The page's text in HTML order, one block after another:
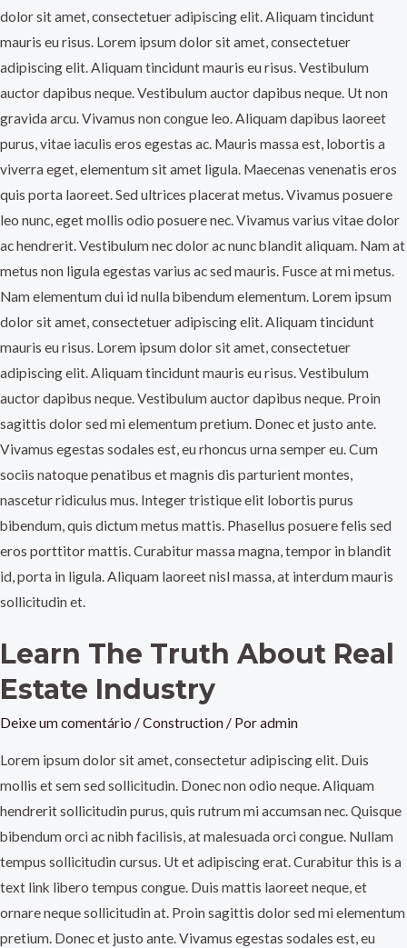
dolor sit amet, consectetuer adipiscing elit. Aliquam tincidunt
mauris eu risus. Lorem ipsum dolor sit amet, consectetuer
adipiscing elit. Aliquam tincidunt mauris eu risus. Vestibulum
auctor dapibus neque. Vestibulum auctor dapibus neque. Ut non
gravida arcu. Vivamus non congue leo. Aliquam dapibus laoreet
purus, vitae iaculis eros egestas ac. Mauris massa est, lobortis a
viverra eget, elementum sit amet ligula. Maecenas venenatis eros
quis porta laoreet. Sed ultrices placerat metus. Vivamus posuere
leo nunc, eget mollis odio posuere nec. Vivamus varius vitae dolor
ac hendrerit. Vestibulum nec dolor ac nunc blandit aliquam. Nam at
metus non ligula egestas varius ac sed mauris. Fusce at mi metus.
Nam elementum dui id nulla bibendum elementum. Lorem ipsum
dolor sit amet, consectetuer adipiscing elit. Aliquam tincidunt
mauris eu risus. Lorem ipsum dolor sit amet, consectetuer
adipiscing elit. Aliquam tincidunt mauris eu risus. Vestibulum
auctor dapibus neque. Vestibulum auctor dapibus neque. Proin
sagittis dolor sed mi elementum pretium. Donec et justo ante.
Vivamus egestas sodales est, eu rhoncus urna semper eu. Cum
sociis natoque penatibus et magnis dis parturient montes,
nascetur ridiculus mus. Integer tristique elit lobortis purus
bibendum, quis dictum metus mattis. Phasellus posuere felis sed
eros porttitor mattis. Curabitur massa magna, tempor in blandit
id, porta in ligula. Aliquam laoreet nisl massa, at interdum mauris
sollicitudin et.
Learn The Truth About Real
Estate Industry
Deixe um comentário /Construction / Poradmin
Lorem ipsum dolor sit amet, consectetur adipiscing elit. Duis
mollis et sem sed sollicitudin. Donec non odio neque. Aliquam
hendrerit sollicitudin purus, quis rutrum mi accumsan nec. Quisque
bibendum orci ac nibh facilisis, at malesuada orci congue. Nullam
tempus sollicitudin cursus. Ut et adipiscing erat. Curabitur this is a
text link libero tempus congue. Duis mattis laoreet neque, et
ornare neque sollicitudin at. Proin sagittis dolor sed mi elementum
pretium. Donec et justo ante. Vivamus egestas sodales est, eu